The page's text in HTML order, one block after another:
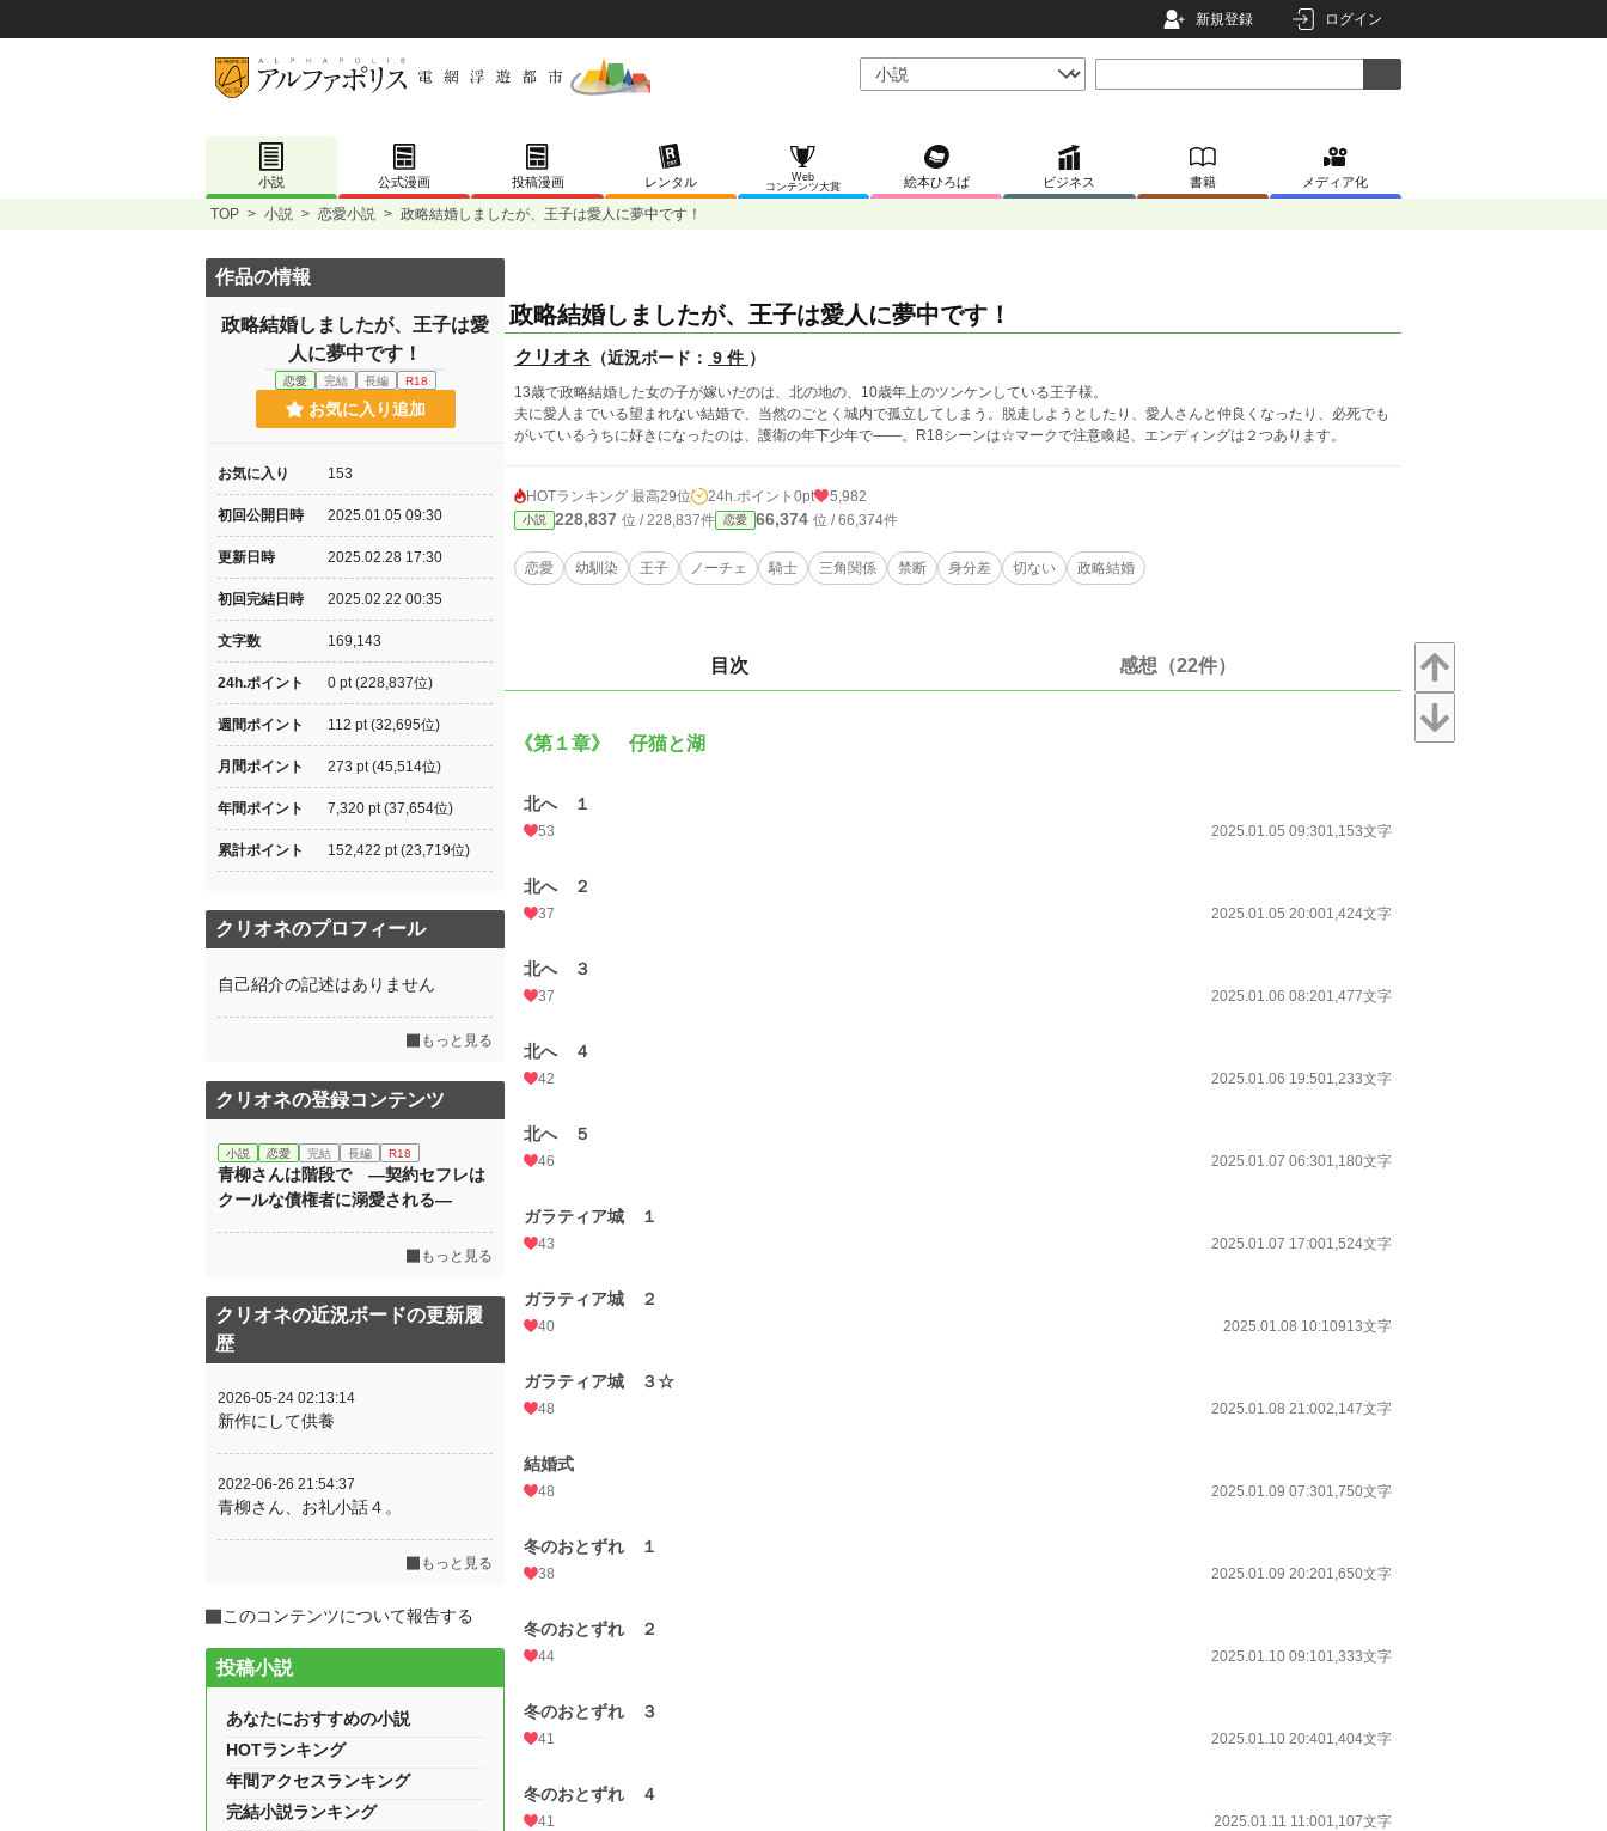
新規登録 ログイン
小説 公式漫画 投稿漫画 レンタル
Web
コンテンツ大賞
絵本ひろば ビジネス 書籍 メディア化
TOP > 小説 > 恋愛小説 > 政略結婚しましたが、王子は愛人に夢中です！
政略結婚しましたが、王子は愛人に夢中です！
クリオネ （近況ボード： 9 件 ）
13歳で政略結婚した女の子が嫁いだのは、北の地の、10歳年上のツンケンしている王子様。
夫に愛人までいる望まれない結婚で、当然のごとく城内で孤立してしまう。脱走しようとしたり、愛人さんと仲良くなったり、必死でも
がいているうちに好きになったのは、護衛の年下少年で――。R18シーンは☆マークで注意喚起、エンディングは２つあります。
HOTランキング 最高29位 24h.ポイント 0pt 5,982
小説 228,837 位 / 228,837件 恋愛 66,374 位 / 66,374件
恋愛 幼馴染 王子 ノーチェ 騎士 三角関係 禁断 身分差 切ない 政略結婚
目次 感想（22件）
《第１章》 仔猫と湖
北へ １
53 2025.01.05 09:301,153文字
北へ ２
37 2025.01.05 20:001,424文字
北へ ３
37 2025.01.06 08:201,477文字
北へ ４
42 2025.01.06 19:501,233文字
北へ ５
46 2025.01.07 06:301,180文字
ガラティア城 １
43 2025.01.07 17:001,524文字
ガラティア城 ２
40 2025.01.08 10:10913文字
ガラティア城 ３☆
48 2025.01.08 21:002,147文字
結婚式
48 2025.01.09 07:301,750文字
冬のおとずれ １
38 2025.01.09 20:201,650文字
冬のおとずれ ２
44 2025.01.10 09:101,333文字
冬のおとずれ ３
41 2025.01.10 20:401,404文字
冬のおとずれ ４
41 2025.01.11 11:001,107文字
作品の情報
政略結婚しましたが、王子は愛
人に夢中です！
恋愛 完結 長編 R18
お気に入り追加
お気に入り 153
初回公開日時 2025.01.05 09:30
更新日時 2025.02.28 17:30
初回完結日時 2025.02.22 00:35
文字数 169,143
24h.ポイント 0 pt (228,837位)
週間ポイント 112 pt (32,695位)
月間ポイント 273 pt (45,514位)
年間ポイント 7,320 pt (37,654位)
累計ポイント 152,422 pt (23,719位)
クリオネのプロフィール
自己紹介の記述はありません
もっと見る
クリオネの登録コンテンツ
小説 恋愛 完結 長編 R18
青柳さんは階段で ―契約セフレは
クールな債権者に溺愛される―
もっと見る
クリオネの近況ボードの更新履
歴
2026-05-24 02:13:14
新作にして供養
2022-06-26 21:54:37
青柳さん、お礼小話４。
もっと見る
このコンテンツについて報告する
投稿小説
あなたにおすすめの小説
HOTランキング
年間アクセスランキング
完結小説ランキング